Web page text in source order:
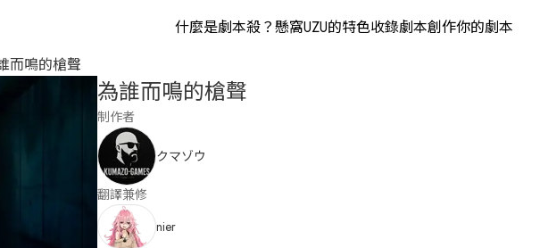
什麼是劇本殺？懸窩UZU的特色收錄劇本創作你的劇本
而鳴的槍聲
為誰而鳴的槍聲
制作者
クマゾウ
翻譯兼修
nier